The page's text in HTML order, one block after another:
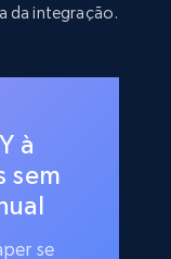
da integração.
à
sem
se